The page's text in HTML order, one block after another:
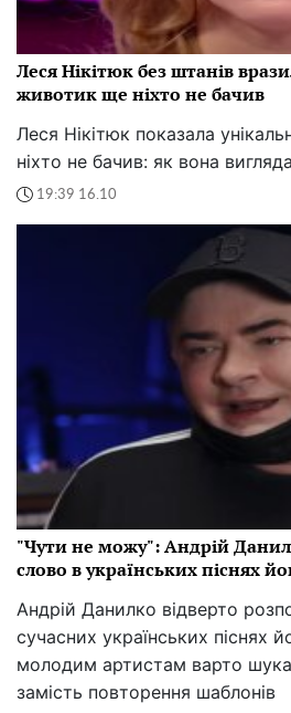
Леся Нікітюк без штанів
животик ще ніхто не бачив
Леся Нікітюк показала
ніхто не бачив: як вона
19:39 16.10
"Чути не можу": Андрій
слово в українських піснях
Андрій Данилко відверто
сучасних українських піснях
молодим артистам варто
замість повторення шаблонів